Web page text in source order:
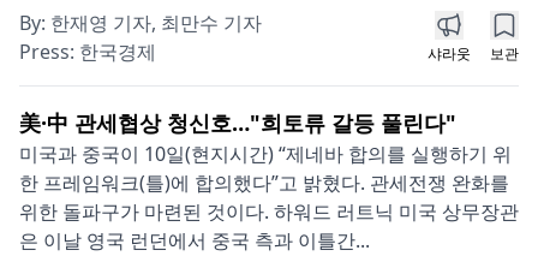
By: 한재영 기자, 최만수 기자
Press: 한국경제 샤라웃 보관
美·中 관세협상 청신호…"희토류 갈등 풀린다"
미국과 중국이 10일(현지시간) “제네바 합의를 실행하기 위
한 프레임워크(틀)에 합의했다”고 밝혔다. 관세전쟁 완화를
위한 돌파구가 마련된 것이다. 하워드 러트닉 미국 상무장관
은 이날 영국 런던에서 중국 측과 이틀간...